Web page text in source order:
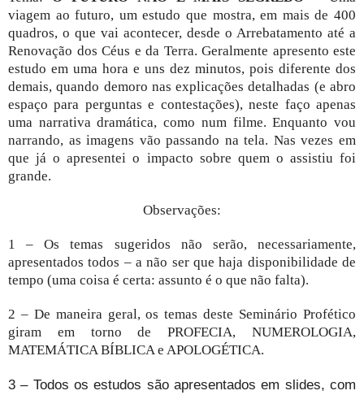
viagem ao futuro, um estudo que mostra, em mais de 400
quadros, o que vai acontecer, desde o Arrebatamento até a
Renovação dos Céus e da Terra. Geralmente apresento este
estudo em uma hora e uns dez minutos, pois diferente dos
demais, quando demoro nas explicações detalhadas (e abro
espaço para perguntas e contestações), neste faço apenas
uma narrativa dramática, como num filme. Enquanto vou
narrando, as imagens vão passando na tela. Nas vezes em
que já o apresentei o impacto sobre quem o assistiu foi
grande.
Observações:
1 – Os temas sugeridos não serão, necessariamente,
apresentados todos – a não ser que haja disponibilidade de
tempo (uma coisa é certa: assunto é o que não falta).
2 – De maneira geral, os temas deste Seminário Profético
giram em torno de PROFECIA, NUMEROLOGIA,
MATEMÁTICA BÍBLICA e APOLOGÉTICA.
3 – Todos os estudos são apresentados em slides, com